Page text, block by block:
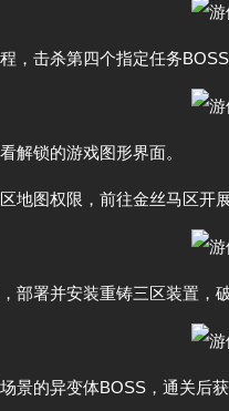
，击杀第四个指定任务BOSS
解锁的游戏图形界面。
地图权限，前往金丝马区开
部署并安装重铸三区装置，
景的异变体BOSS，通关后